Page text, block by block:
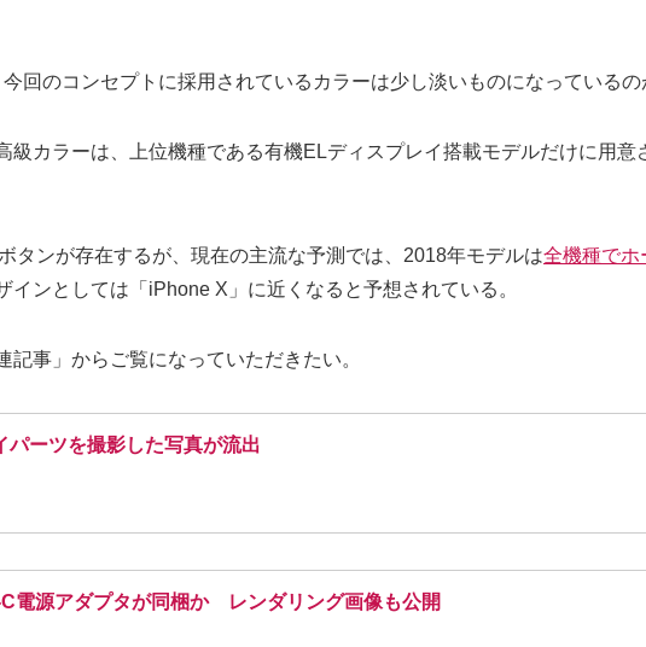
回のコンセプトに採用されているカラーは少し淡いものになっているの
カラーは、上位機種である有機ELディスプレイ搭載モデルだけに用意
タンが存在するが、現在の主流な予測では、2018年モデルは全機種でホ
インとしては「iPhone X」に近くなると予想されている。
事」からご覧になっていただきたい。
ーツを撮影した写真が流出
電源アダプタが同梱か レンダリング画像も公開